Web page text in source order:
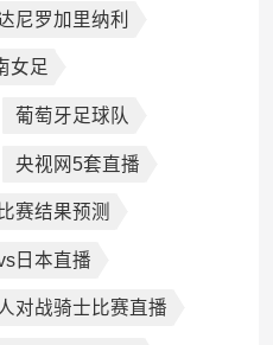
尼罗加里纳利
女足
葡萄牙足球队
央视网5套直播
赛结果预测
日本直播
对战骑士比赛直播